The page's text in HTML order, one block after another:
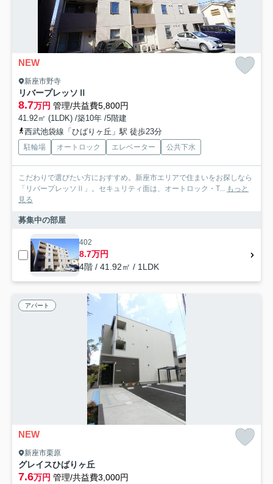
NEW
新座市野寺
リバープレッソⅡ
8.7万円 管理/共益費5,800円
41.92㎡ (1LDK) /築10年 /5階建
西武池袋線「ひばりヶ丘」駅 徒歩23分
駐輪場 オートロック エレベーター 公共下水
こだわりで選びたい方におすすめ。新座市エリアで住まいをお探しなら
「リバープレッソⅡ」。セキュリティ面は、オートロック・T... もっと
見る
募集中の部屋
402
8.7万円
4階 / 41.92㎡ / 1LDK
アパート
NEW
新座市栗原
グレイスひばりヶ丘
7.6万円 管理/共益費3,000円